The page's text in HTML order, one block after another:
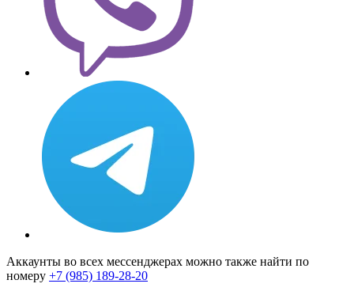
Аккаунты во всех мессенджерах можно также найти по
номеру +7 (985) 189-28-20